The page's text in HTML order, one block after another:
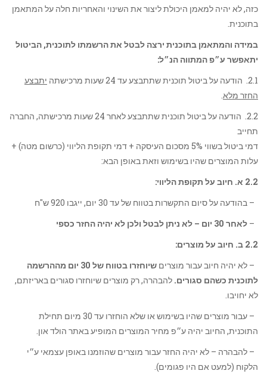
כזה, לא יהיה למאמן היכולת ליצור את השינוי והאחריות חלה על המתאמן
בתוכנית.
במידה והמתאמן בתוכנית ירצה לבטל את הרשמתו לתוכנית, הביטול
יתאפשר ע״פ המתווה הנ״ל:
2.1. הודעה על ביטול תוכנית שתתבצע עד 24 שעות מרכישתה
יתבצע
החזר מלא.
2.2. הודעה על ביטול תוכנית שתתבצע לאחר 24 שעות מרכישתה, החברה
תחייב
דמי ביטול בשווי 5% מסכום העיסקה + דמי תקופת הליווי (כרשום מטה) +
עלות המוצרים שהיו בשימוש וזאת באופן הבא:
2.2 א. חיוב על תקופת הליווי:
– בהודעה על סיום התקשרות בטווח של עד 30 יום, ייגבו 920 ש"ח
– לאחר 30 יום – לא ניתן לבטל ולכן לא יהיה החזר כספי
2.2 ב.
חיוב על מוצרים:
– לא יהיה חיוב עבור מוצרים
שיוחזרו בטווח של 30 יום מההרשמה
לתוכנית כשהם סגורים. להבהרה, רק מוצרים שיוחזרו סגורים באריזתם,
לא יחויבו.
– עבור מוצרים שהיו בשימוש או שלא הוחזרו עד 30 מיום תחילת
התוכנית, החיוב יהיה ע״פ מחיר המוצרים המופיע באתר הולד און.
– להבהרה – לא יהיה החזר עבור מוצרים שהוזמנו באופן עצמאי ע״י
הלקוח (למעט אם היו פגומים).